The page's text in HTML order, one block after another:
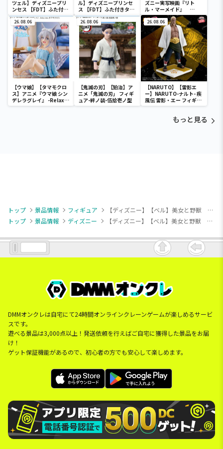
ツェル】ディズニープリ
ンセス 【FDT】ふた付き
タンブラー
ル】ディズニープリンセ
ス 【FDT】ふた付きタン
ブラー
ズニー実写映画『リト
ル・マーメイド』
[PtZ]折り畳みボックス
チェアー
26.08.06
【ウマ娘】【タマモクロ
ス】アニメ『ウマ娘 シン
デレラグレイ』 -Relax
time-タマモクロス
26.08.06
【鬼滅の刃】【狛治】ア
ニメ「鬼滅の刃」 フィギ
ュア-絆ノ装-伍拾壱ノ型
26.08.06
【NARUTO】【雷影エ
ー】NARUTO-ナルト- 疾
風伝 雷影・エー フィギュ
ア～五影集結…!!～
もっと見る
トップ 景品情報 フィギュア
【ディズニー】【ベル】美女と野獣 ACT/CUT [PM]フィギュア “ベル”
トップ
景品情報 ディズニー 【ディズニー】【ベル】美女と野獣 ACT/CUT [PM]フィギュア “ベル”
DMMオンクレは自宅にて24時間オンラインクレーンゲームが楽しめるサービ
スです。
遊べる景品は3,000点以上！発送依頼を行えばご自宅に獲得した景品をお届
け！
ゲット保証機能があるので、初心者の方でも安心して楽しめます。